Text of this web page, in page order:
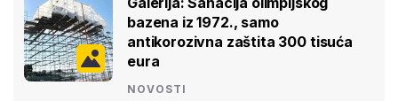
bazena iz 1972., samo
antikorozivna zaštita 300 tisuća
eura
NOVOSTI